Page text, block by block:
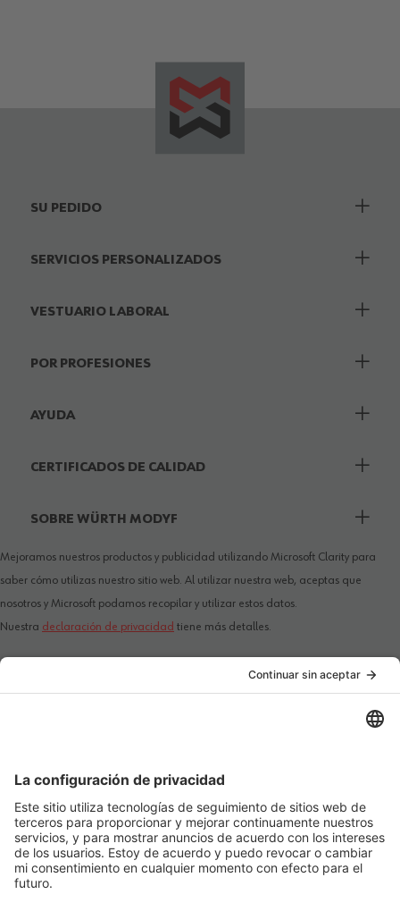
SU PEDIDO
SERVICIOS PERSONALIZADOS
VESTUARIO LABORAL
POR PROFESIONES
AYUDA
CERTIFICADOS DE CALIDAD
SOBRE WÜRTH MODYF
Mejoramos nuestros productos y publicidad utilizando Microsoft Clarity para
saber cómo utilizas nuestro sitio web. Al utilizar nuestra web, aceptas que
nosotros y Microsoft podamos recopilar y utilizar estos datos.
Nuestra declaración de privacidad tiene más detalles.
SÍGANOS EN